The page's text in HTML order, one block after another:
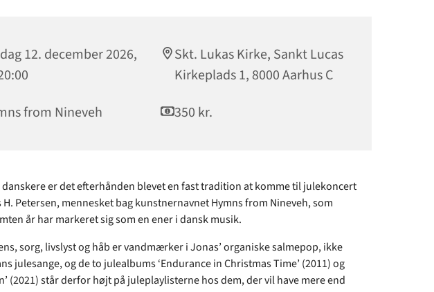
12. december 2026,
Skt. Lukas Kirke, Sankt Lucas
Kirkeplads 1, 8000 Aarhus C
from Nineveh
350 kr.
danskere er det efterhånden blevet en fast tradition at komme til julekoncert
Petersen, mennesket bag kunstnernavnet Hymns from Nineveh, som
år har markeret sig som en ener i dansk musik.
sorg, livslyst og håb er vandmærker i Jonas’ organiske salmepop, ikke
julesange, og de to julealbums ‘Endurance in Christmas Time’ (2011) og
(2021) står derfor højt på juleplaylisterne hos dem, der vil have mere end